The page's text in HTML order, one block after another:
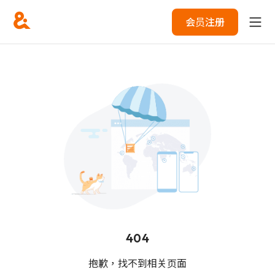
会员注册
404
抱歉，找不到相关页面